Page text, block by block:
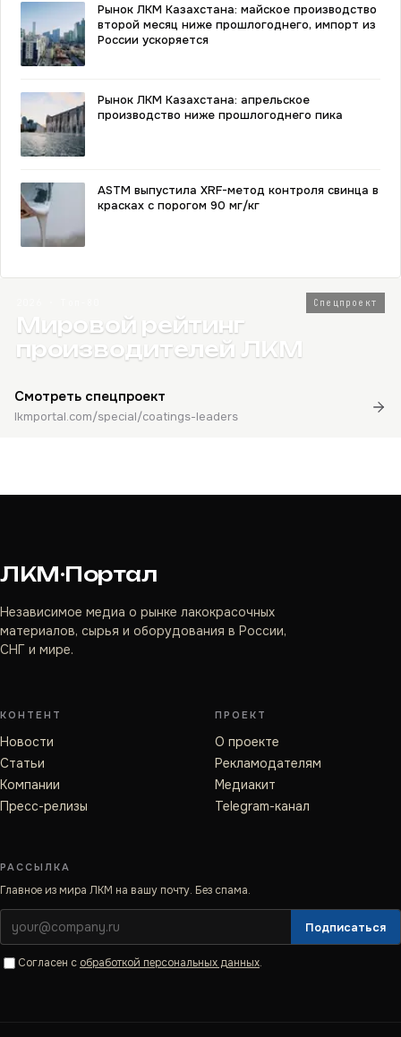
Рынок ЛКМ Казахстана: майское производство
второй месяц ниже прошлогоднего, импорт из
России ускоряется
Рынок ЛКМ Казахстана: апрельское
производство ниже прошлогоднего пика
ASTM выпустила XRF-метод контроля свинца в
красках с порогом 90 мг/кг
Спецпроект
Мировой рейтинг
производителей ЛКМ
Смотреть спецпроект
lkmportal.com/special/coatings-leaders
ЛКМ·Портал
Независимое медиа о рынке лакокрасочных
материалов, сырья и оборудования в России,
СНГ и мире.
КОНТЕНТ
Новости
Статьи
Компании
Пресс-релизы
ПРОЕКТ
О проекте
Рекламодателям
Медиакит
Telegram-канал
РАССЫЛКА
Главное из мира ЛКМ на вашу почту. Без спама.
Подписаться
Согласен с обработкой персональных данных.